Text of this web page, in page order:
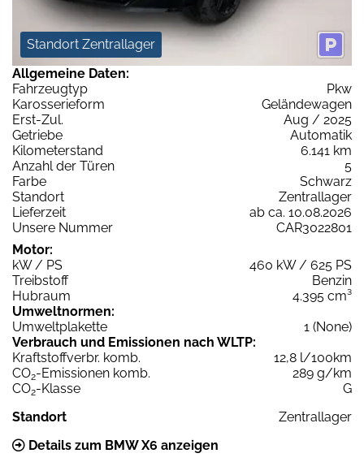
Standort Zentrallager
Allgemeine Daten:
Fahrzeugtyp
Pkw
Karosserieform
Geländewagen
Erst-Zul.
Aug / 2025
Getriebe
Automatik
Kilometerstand
6.141 km
Anzahl der Türen
5
Farbe
Schwarz
Standort
Zentrallager
Lieferzeit
ab ca. 10.08.2026
Unsere Nummer
CAR3022801
Motor:
kW / PS
460 kW / 625 PS
Treibstoff
Benzin
Hubraum
4.395 cm³
Umweltnormen:
Umweltplakette
1 (None)
Verbrauch und Emissionen nach WLTP:
Kraftstoffverbr. komb.
12,8 l/100km
CO2-Emissionen komb.
289 g/km
CO2-Klasse
G
Standort
Zentrallager
Details zum BMW X6 anzeigen